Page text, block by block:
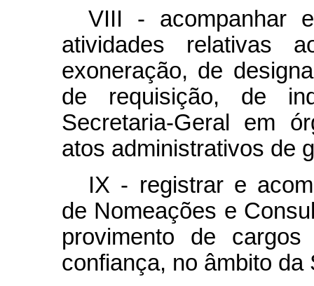
VIII - acompanhar
atividades relativas
exoneração, de
de requisição, de
Secretaria-Geral em
atos administrativos de
IX - registrar e
de Nomeações e
provimento de
confiança, no âmbito da